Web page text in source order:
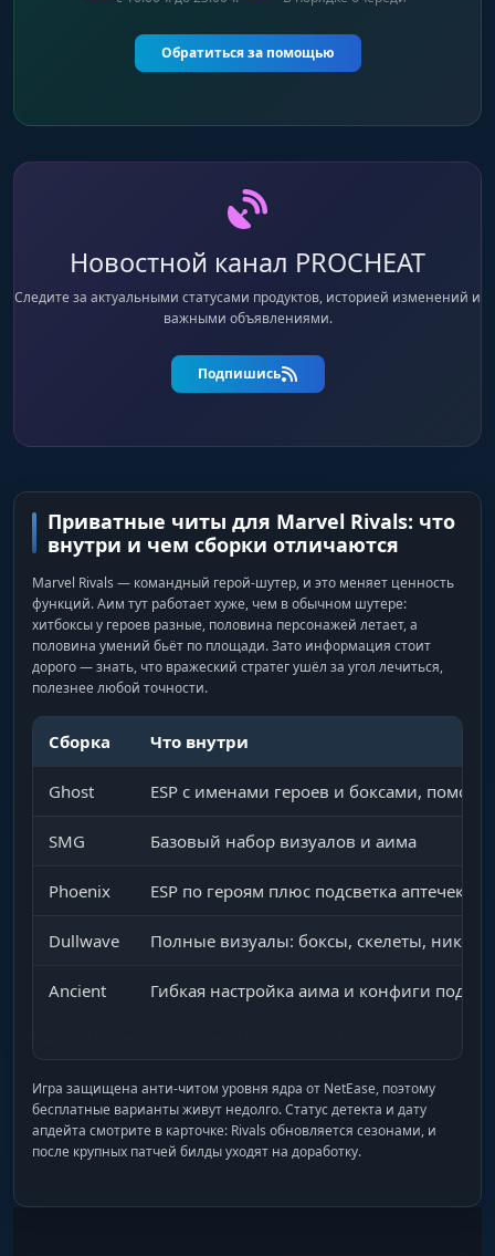
Обратиться за помощью
Новостной канал PROCHEAT
Следите за актуальными статусами продуктов, историей изменений и
важными объявлениями.
Подпишись
Приватные читы для Marvel Rivals: что
внутри и чем сборки отличаются
Marvel Rivals — командный герой-шутер, и это меняет ценность
функций. Аим тут работает хуже, чем в обычном шутере:
хитбоксы у героев разные, половина персонажей летает, а
половина умений бьёт по площади. Зато информация стоит
дорого — знать, что вражеский стратег ушёл за угол лечиться,
полезнее любой точности.
Сборка Что внутри
Ghost ESP с именами героев и боксами,
SMG Базовый набор визуалов и аима
Phoenix ESP по героям плюс подсветка аптечек с
Dullwave Полные визуалы: боксы, скелеты, ники,
Ancient Гибкая настройка аима и конфиги под
Игра защищена анти-читом уровня ядра от NetEase, поэтому
бесплатные варианты живут недолго. Статус детекта и дату
апдейта смотрите в карточке: Rivals обновляется сезонами, и
после крупных патчей билды уходят на доработку.